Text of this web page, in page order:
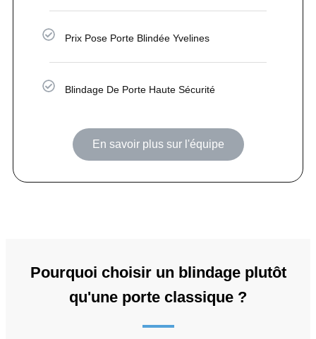
Prix Pose Porte Blindée Yvelines
Blindage De Porte Haute Sécurité
En savoir plus sur l'équipe
Pourquoi choisir un blindage plutôt
qu'une porte classique ?